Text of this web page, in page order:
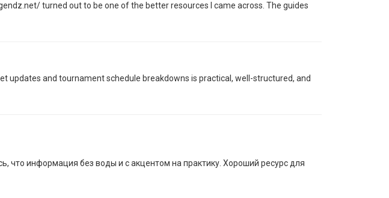
turned out to be one of the better resources I came across. The guides
updates and tournament schedule breakdowns is practical, well-structured, and
что информация без воды и с акцентом на практику. Хороший ресурс для